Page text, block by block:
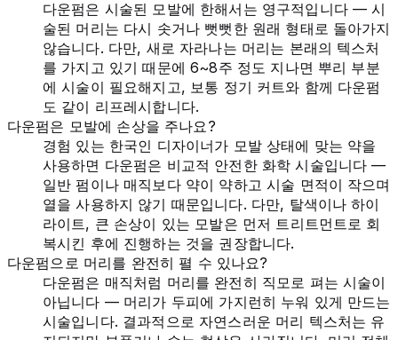
다운펌은 시술된 모발에 한해서는 영구적입니다 — 시
술된 머리는 다시 솟거나 뻣뻣한 원래 형태로 돌아가지
않습니다. 다만, 새로 자라나는 머리는 본래의 텍스처
를 가지고 있기 때문에 6~8주 정도 지나면 뿌리 부분
에 시술이 필요해지고, 보통 정기 커트와 함께 다운펌
도 같이 리프레시합니다.
다운펌은 모발에 손상을 주나요?
경험 있는 한국인 디자이너가 모발 상태에 맞는 약을
사용하면 다운펌은 비교적 안전한 화학 시술입니다 —
일반 펌이나 매직보다 약이 약하고 시술 면적이 작으며
열을 사용하지 않기 때문입니다. 다만, 탈색이나 하이
라이트, 큰 손상이 있는 모발은 먼저 트리트먼트로 회
복시킨 후에 진행하는 것을 권장합니다.
다운펌으로 머리를 완전히 펼 수 있나요?
다운펌은 매직처럼 머리를 완전히 직모로 펴는 시술이
아닙니다 — 머리가 두피에 가지런히 누워 있게 만드는
시술입니다. 결과적으로 자연스러운 머리 텍스처는 유